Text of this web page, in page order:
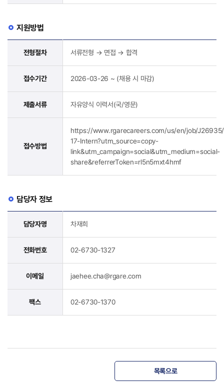
지원방법
전형절차 서류전형 → 면접 → 합격
접수기간 2026-03-26 ~ (채용 시 마감)
제출서류 자유양식 이력서(국/영문)
접수방법
https://www.rgarecareers.com/us/en/job/J26935/
17-Intern?utm_source=copy-
link&utm_campaign=social&utm_medium=social-
share&referrerToken=rl5n5mxt4hmf
담당자 정보
담당자명 차재희
전화번호 02-6730-1327
이메일 jaehee.cha@rgare.com
팩스 02-6730-1370
목록으로